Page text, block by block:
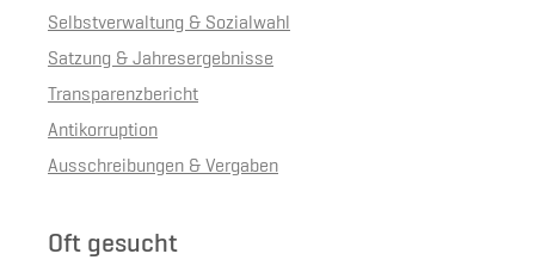
Selbstverwaltung & Sozialwahl
Satzung & Jahresergebnisse
Transparenzbericht
Antikorruption
Ausschreibungen & Vergaben
Oft gesucht